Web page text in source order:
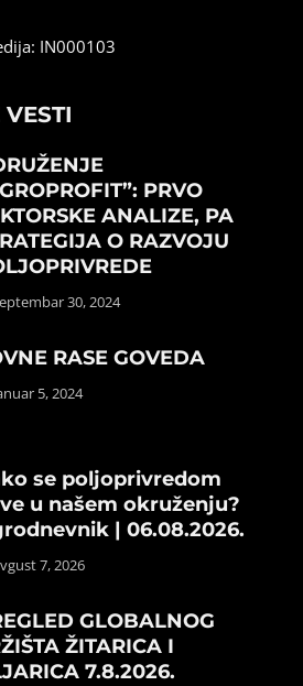
IN000103
PRVO
ANALIZE, PA
O RAZVOJU
30, 2024
RASE GOVEDA
5, 2024
se poljoprivredom
u našem okruženju?
| 06.08.2026.
7, 2026
GLOBALNOG
ŽITARICA I
7.8.2026.